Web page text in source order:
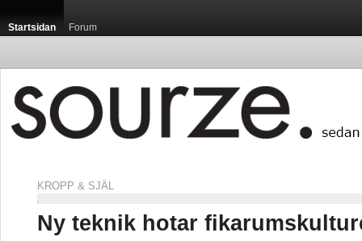
Startsidan Forum
KROPP & SJÄL
Ny teknik hotar